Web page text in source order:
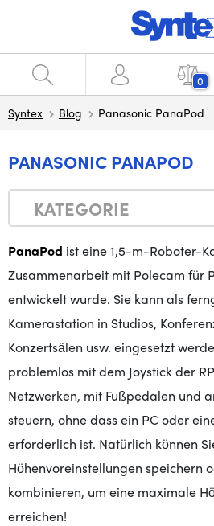
0
Syntex Blog Panasonic PanaPod
PANASONIC PANAPOD
KATEGORIE
PanaPod ist eine 1,5-m-Roboter-
Zusammenarbeit mit Polecam für
entwickelt wurde. Sie kann als
Kamerastation in Studios,
Konzertsälen usw. eingesetzt
problemlos mit dem Joystick der
Netzwerken, mit Fußpedalen und
steuern, ohne dass ein PC oder
erforderlich ist. Natürlich können
Höhenvoreinstellungen speichern
kombinieren, um eine maximale
erreichen!